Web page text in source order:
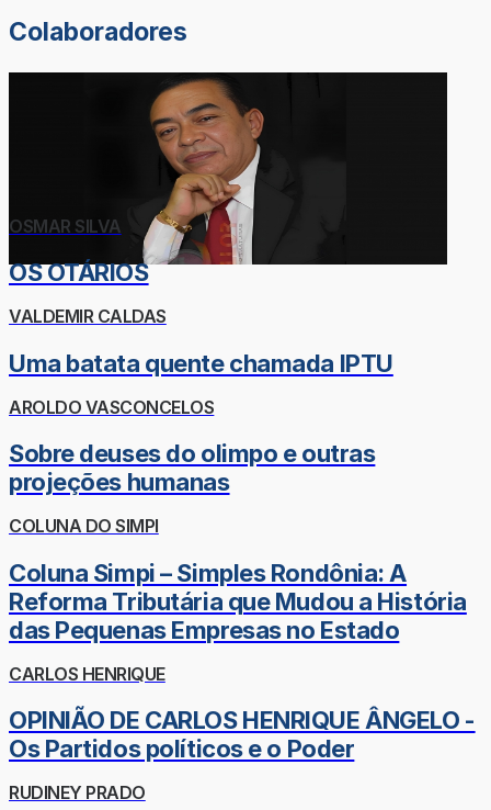
Colaboradores
OSMAR SILVA
OS OTÁRIOS
VALDEMIR CALDAS
Uma batata quente chamada IPTU
AROLDO VASCONCELOS
Sobre deuses do olimpo e outras
projeções humanas
COLUNA DO SIMPI
Coluna Simpi – Simples Rondônia: A
Reforma Tributária que Mudou a História
das Pequenas Empresas no Estado
CARLOS HENRIQUE
OPINIÃO DE CARLOS HENRIQUE ÂNGELO -
Os Partidos políticos e o Poder
RUDINEY PRADO